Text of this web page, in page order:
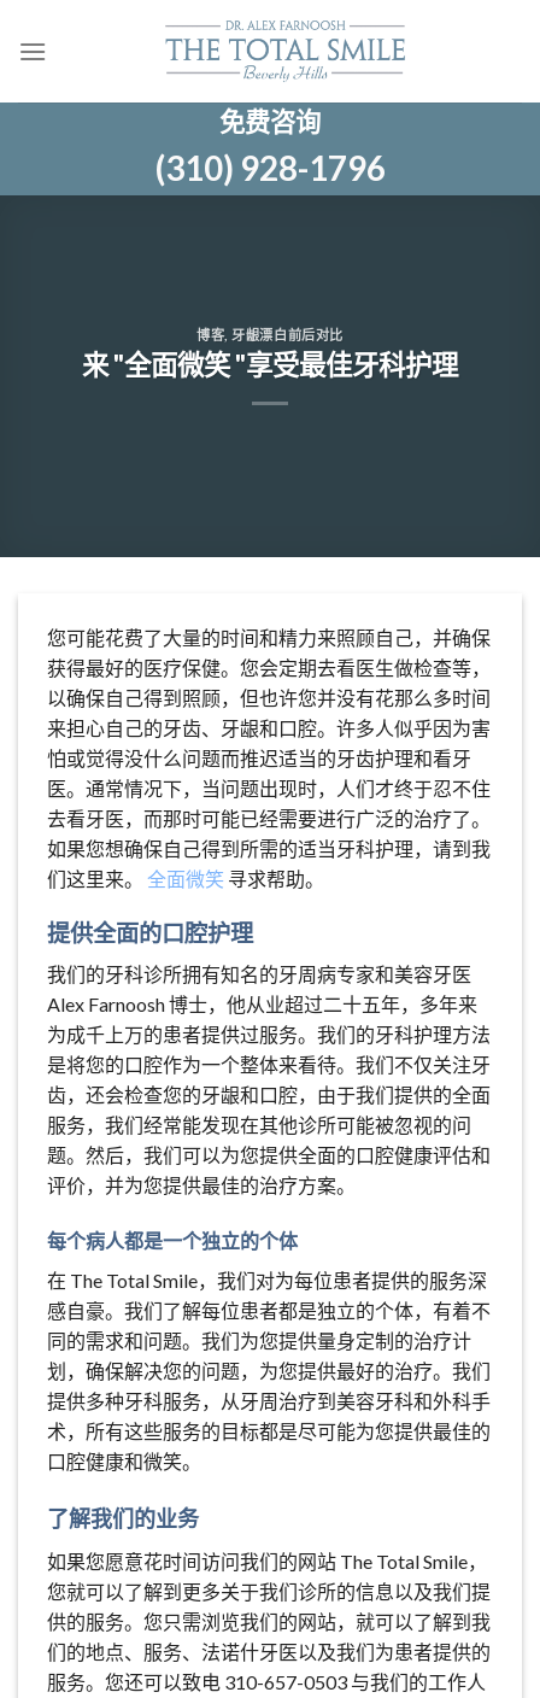
容
免费咨询
(310) 928-1796
博客, 牙龈漂白前后对比
来 "全面微笑 "享受最佳牙科护理
您可能花费了大量的时间和精力来照顾自己，并确保
获得最好的医疗保健。您会定期去看医生做检查等，
以确保自己得到照顾，但也许您并没有花那么多时间
来担心自己的牙齿、牙龈和口腔。许多人似乎因为害
怕或觉得没什么问题而推迟适当的牙齿护理和看牙
医。通常情况下，当问题出现时，人们才终于忍不住
去看牙医，而那时可能已经需要进行广泛的治疗了。
如果您想确保自己得到所需的适当牙科护理，请到我
们这里来。 全面微笑 寻求帮助。
提供全面的口腔护理
我们的牙科诊所拥有知名的牙周病专家和美容牙医
Alex Farnoosh 博士，他从业超过二十五年，多年来
为成千上万的患者提供过服务。我们的牙科护理方法
是将您的口腔作为一个整体来看待。我们不仅关注牙
齿，还会检查您的牙龈和口腔，由于我们提供的全面
服务，我们经常能发现在其他诊所可能被忽视的问
题。然后，我们可以为您提供全面的口腔健康评估和
评价，并为您提供最佳的治疗方案。
每个病人都是一个独立的个体
在 The Total Smile，我们对为每位患者提供的服务深
感自豪。我们了解每位患者都是独立的个体，有着不
同的需求和问题。我们为您提供量身定制的治疗计
划，确保解决您的问题，为您提供最好的治疗。我们
提供多种牙科服务，从牙周治疗到美容牙科和外科手
术，所有这些服务的目标都是尽可能为您提供最佳的
口腔健康和微笑。
了解我们的业务
如果您愿意花时间访问我们的网站 The Total Smile，
您就可以了解到更多关于我们诊所的信息以及我们提
供的服务。您只需浏览我们的网站，就可以了解到我
们的地点、服务、法诺什牙医以及我们为患者提供的
服务。您还可以致电 310-657-0503 与我们的工作人